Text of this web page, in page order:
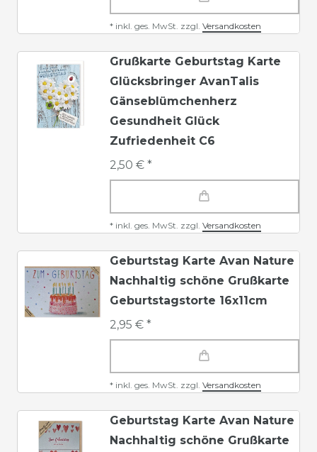
* inkl. ges. MwSt. zzgl. Versandkosten
Grußkarte Geburtstag Karte
Glücksbringer AvanTalis
Gänseblümchenherz
Gesundheit Glück
Zufriedenheit C6
2,50 € *
* inkl. ges. MwSt. zzgl. Versandkosten
Geburtstag Karte Avan Nature
Nachhaltig schöne Grußkarte
Geburtstagstorte 16x11cm
2,95 € *
* inkl. ges. MwSt. zzgl. Versandkosten
Geburtstag Karte Avan Nature
Nachhaltig schöne Grußkarte